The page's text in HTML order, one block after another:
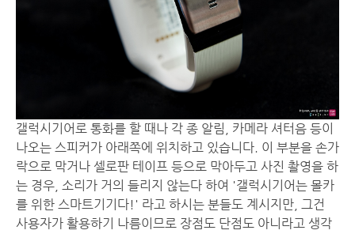
갤럭시기어로 통화를 할 때나 각 종 알림, 카메라 셔터음 등이
나오는 스피커가 아래쪽에 위치하고 있습니다. 이 부분을 손가
락으로 막거나 셀로판 테이프 등으로 막아두고 사진 촬영을 하
는 경우, 소리가 거의 들리지 않는다 하여 '갤럭시기어는 몰카
를 위한 스마트기기다!' 라고 하시는 분들도 계시지만, 그건
사용자가 활용하기 나름이므로 장점도 단점도 아니라고 생각